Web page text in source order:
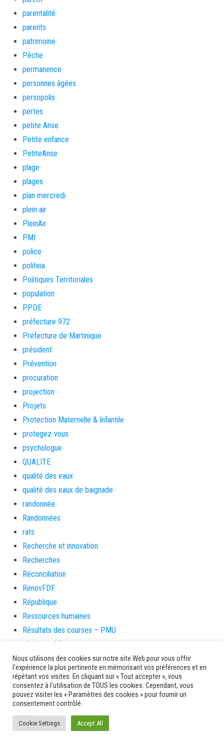
parentalité
parents
patrimoine
Pêche
permanence
personnes âgées
persopolis
pertes
petite Anse
Petite enfance
PetiteAnse
plage
plages
plan mercredi
plein air
PleinAir
PMI
police
politeia
Politiques Territoriales
population
PPDE
préfecture 972
Préfecture de Martinique
président
Prévention
procuration
projection
Projets
Protection Maternelle & Infantile
protegez-vous
psychologue
QUALITE
qualité des eaux
qualité des eaux de baignade
randonnée
Randonnées
rats
Recherche et innovation
Recherches
Réconciliation
RenovFDF
République
Ressources humaines
Résultats des courses – PMU
réunion publique
revolution
Rhum
Rivière-Pilote
Rivière-Salée
rongeurs
rue case toto
Nous utilisons des cookies sur notre site Web pour vous offrir
l'expérience la plus pertinente en mémorisant vos préférences et en
répétant vos visites. En cliquant sur « Tout accepter », vous
consentez à l'utilisation de TOUS les cookies. Cependant, vous
pouvez visiter les « Paramètres des cookies » pour fournir un
consentement contrôlé.
Cookie Settings Accept All